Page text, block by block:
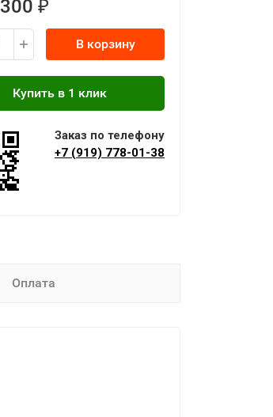
300 ₽
В корзину
Заказ по телефону
+7 (919) 778-01-38
Оплата